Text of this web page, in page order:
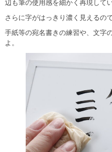
辺も筆の使用感を細かく再現して
さらに字がはっきり濃く見えるの
手紙等の宛名書きの練習や、文字
よ。